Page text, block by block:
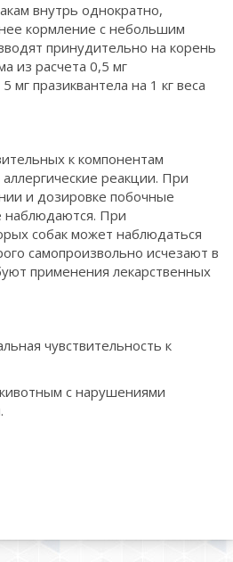
внутрь однократно,
кормление с небольшим
принудительно на корень
из расчета 0,5 мг
мг празиквантела на 1 кг веса
к компонентам
реакции. При
и дозировке побочные
наблюдаются. При
собак может наблюдаться
самопроизвольно исчезают в
применения лекарственных
чувствительность к
с нарушениями